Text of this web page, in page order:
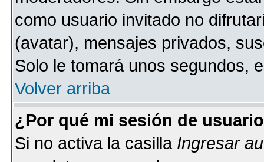
como usuario invitado no
(avatar), mensajes privados,
Solo le tomará unos segundos,
Volver arriba
¿Por qué mi sesión de
Si no activa la casilla Ingresar